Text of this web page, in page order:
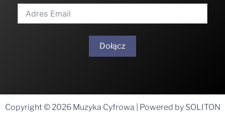
Dołącz
Copyright © 2026 Muzyka Cyfrowa | Powered by SOLITON